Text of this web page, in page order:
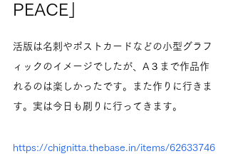
PEACE」
活版は名刺やポストカードなどの小型グラフ
ィックのイメージでしたが、A３まで作品作
れるのは楽しかったです。また作りに行きま
す。実は今日も刷りに行ってきます。
https://chignitta.thebase.in/items/62633746